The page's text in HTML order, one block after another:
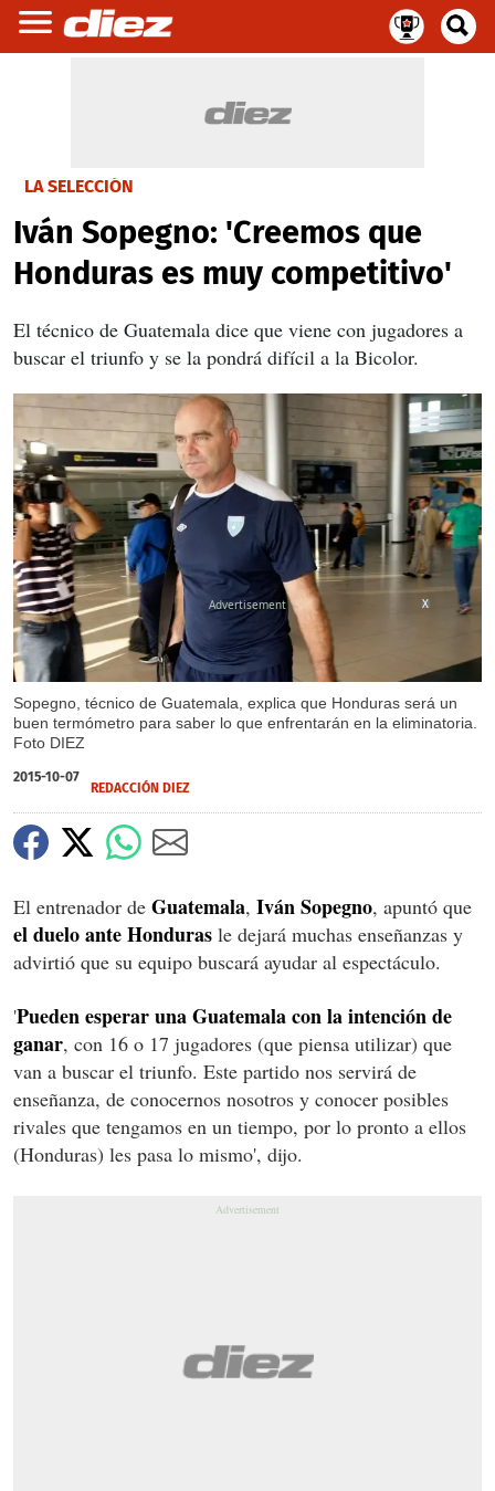
LA SELECCIÓN
Iván Sopegno: 'Creemos que
Honduras es muy competitivo'
El técnico de Guatemala dice que viene con jugadores a
buscar el triunfo y se la pondrá difícil a la Bicolor.
Sopegno, técnico de Guatemala, explica que Honduras será un
buen termómetro para saber lo que enfrentarán en la eliminatoria.
Foto DIEZ
X
2015-10-07
REDACCIÓN DIEZ
El entrenador de Guatemala, Iván Sopegno, apuntó que
el duelo ante Honduras le dejará muchas enseñanzas y
advirtió que su equipo buscará ayudar al espectáculo.
'Pueden esperar una Guatemala con la intención de
ganar, con 16 o 17 jugadores (que piensa utilizar) que
van a buscar el triunfo. Este partido nos servirá de
enseñanza, de conocernos nosotros y conocer posibles
rivales que tengamos en un tiempo, por lo pronto a ellos
(Honduras) les pasa lo mismo', dijo.